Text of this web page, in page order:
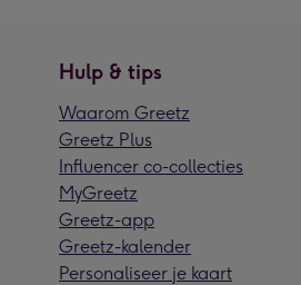
Hulp & tips
Waarom Greetz
Greetz Plus
Influencer co-collecties
MyGreetz
Greetz-app
Greetz-kalender
Personaliseer je kaart